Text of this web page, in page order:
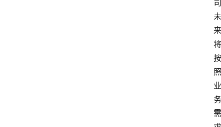
司
未
来
将
按
照
业
务
需